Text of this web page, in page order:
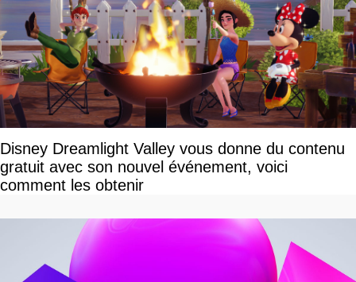
Disney Dreamlight Valley vous donne du contenu
gratuit avec son nouvel événement, voici
comment les obtenir